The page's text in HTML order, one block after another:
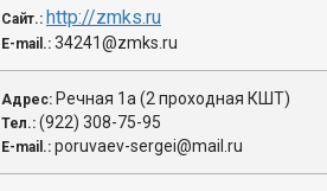
Сайт.: http://zmks.ru
E-mail.: 34241@zmks.ru
Адрес: Речная 1а (2 проходная КШТ)
Тел.: (922) 308-75-95
E-mail.: poruvaev-sergei@mail.ru